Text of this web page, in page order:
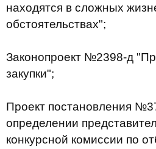
находятся в сложных
обстоятельствах";
Законопроект №2398-д
закупки";
Проект постановления
определении
конкурсной комиссии по